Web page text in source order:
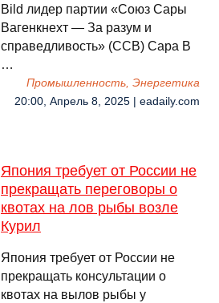
Bild лидер партии «Союз Сары
Вагенкнехт — За разум и
справедливость» (ССВ) Сара В
…
Промышленность, Энергетика
20:00, Апрель 8, 2025 | eadaily.com
Япония требует от России не
прекращать переговоры о
квотах на лов рыбы возле
Курил
Япония требует от России не
прекращать консультации о
квотах на вылов рыбы у